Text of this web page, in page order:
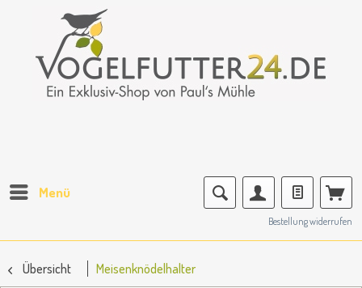
Menü
Bestellung widerrufen
Übersicht Meisenknödelhalter